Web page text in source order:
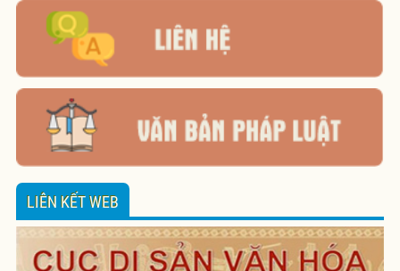
LIÊN KẾT WEB